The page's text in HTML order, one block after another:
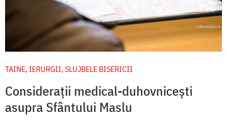
TAINE, IERURGII, SLUJBELE BISERICII
Considerații medical-duhovnicești
asupra Sfântului Maslu